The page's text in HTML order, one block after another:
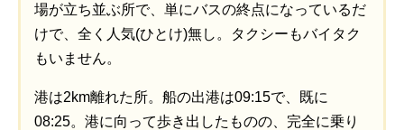
場が立ち並ぶ所で、単にバスの終点になっているだ
けで、全く人気(ひとけ)無し。タクシーもバイタク
もいません。
港は2km離れた所。船の出港は09:15で、既に
08:25。港に向って歩き出したものの、完全に乗り